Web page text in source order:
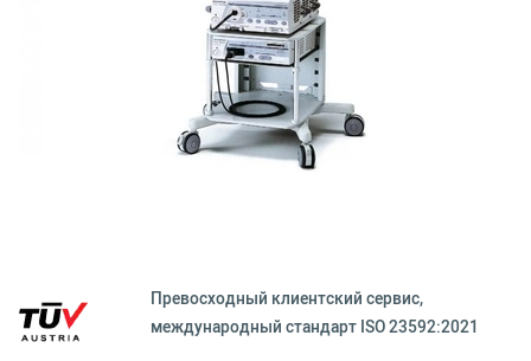
Превосходный клиентский сервиc,
международный стандарт ISO 23592:2021